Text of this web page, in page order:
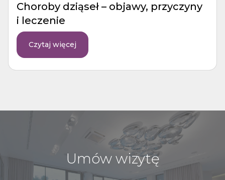
Choroby dziąseł – objawy, przyczyny
i leczenie
Czytaj więcej
Umów wizytę